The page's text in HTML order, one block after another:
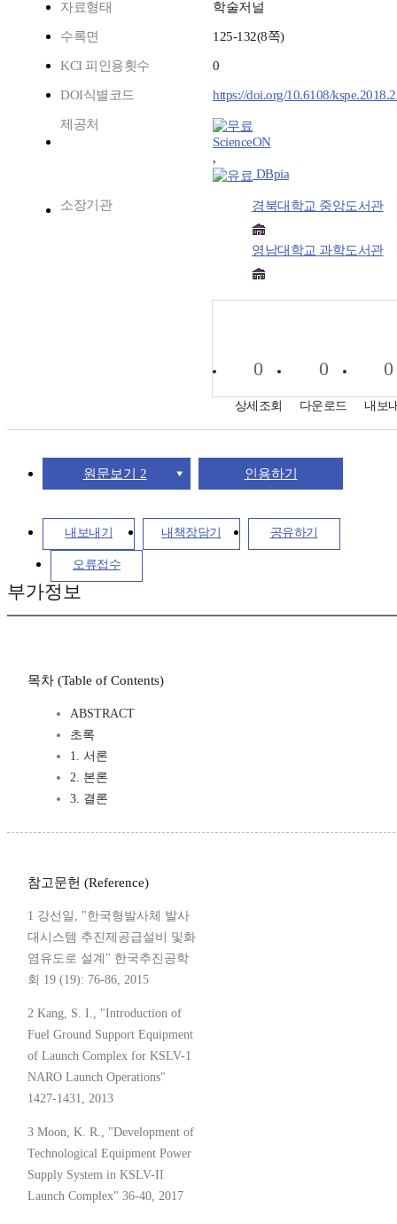
자료형태 학술저널
수록면 125-132(8쪽)
KCI 피인용횟수 0
DOI식별코드 https://doi.org/10.6108/
제공처
ScienceON
,
DBpia
소장기관 경북대학교 중앙도서관
영남대학교 과학도서관
0
상세조회
0
다운로드
0
내보
원문보기 2 인용하기
내보내기 내책장담기 공유하기
오류접수
부가정보
목차 (Table of Contents)
ABSTRACT
초록
1. 서론
2. 본론
3. 결론
참고문헌 (Reference)
1 강선일, "한국형발사체 발사
대시스템 추진제공급설비 및화
염유도로 설계" 한국추진공학
회 19 (19): 76-86, 2015
2 Kang, S. I., "Introduction of
Fuel Ground Support Equipment
of Launch Complex for KSLV-1
NARO Launch Operations"
1427-1431, 2013
3 Moon, K. R., "Development of
Technological Equipment Power
Supply System in KSLV-II
Launch Complex" 36-40, 2017